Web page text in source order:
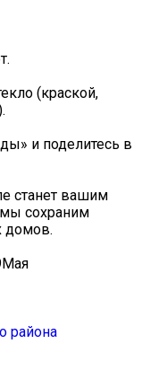
(краской,
и поделитесь в
станет вашим
сохраним
домов.
района